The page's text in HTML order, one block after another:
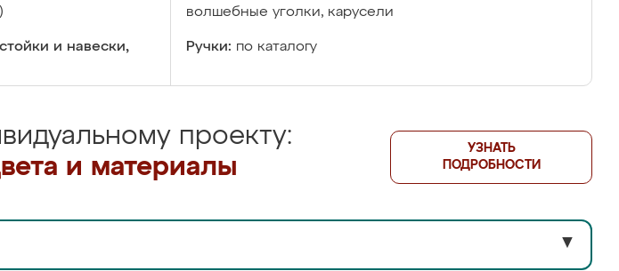
волшебные уголки, карусели
и навески,
Ручки: по каталогу
проекту:
и материалы
УЗНАТЬ
ПОДРОБНОСТИ
▼